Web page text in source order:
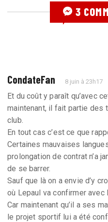
3
CondateFan 8 juin à 23h17
Et du coût y paraît qu’avec
maintenant, il fait partie des
club.
En tout cas c’est ce que
Certaines mauvaises
prolongation de contrat n’a
de se barrer.
Sauf que là on a envie d’y
où Lepaul va confirmer avec
Car maintenant qu’il a ses
le projet sportif lui a été